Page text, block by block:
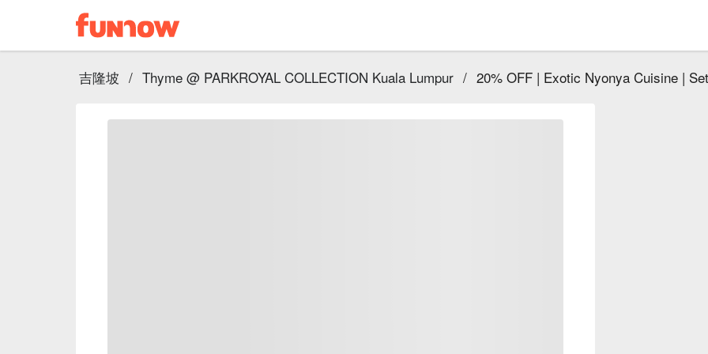
吉隆坡 / Thyme @ PARKROYAL COLLECTION Kuala Lumpur / 20% OFF | Exotic Nyonya Cuisine |